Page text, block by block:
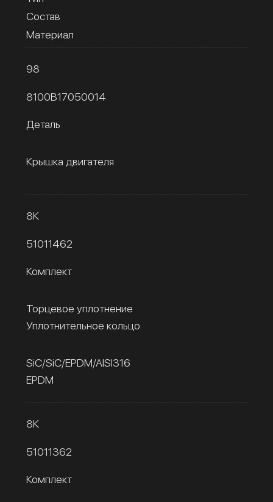
Состав
Материал
98
8100B17050014
Деталь
Крышка двигателя
8К
51011462
Комплект
Торцевое уплотнение
Уплотнительное кольцо
SiC/SiC/EPDM/AISI316
EPDM
8К
51011362
Комплект